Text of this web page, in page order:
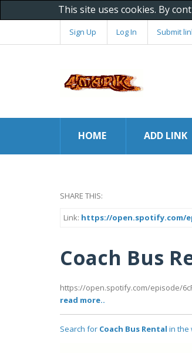
This site uses cookies. By
Sign Up Log In Submit
HOME ADD LINK
SHARE THIS:
Link: https://open.spotify.com/
Coach Bus
https://open.spotify.com/episode/
read more..
Search for Coach Bus Rental in the